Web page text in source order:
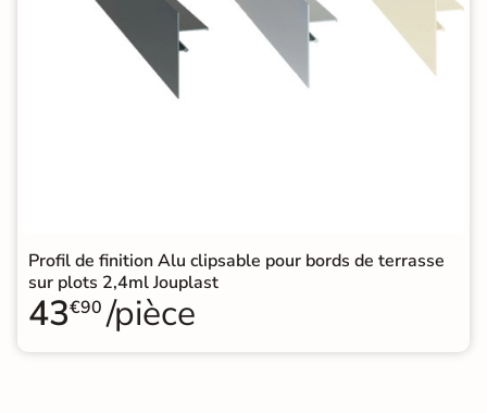
Profil de finition Alu clipsable pour bords de terrasse
sur plots 2,4ml Jouplast
43€90 /pièce